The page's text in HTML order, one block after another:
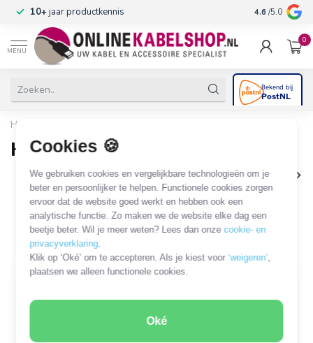
Cookies 🍪
We gebruiken cookies en vergelijkbare technologieën om je
beter en persoonlijker te helpen. Functionele cookies zorgen
ervoor dat de website goed werkt en hebben ook een
analytische functie. Zo maken we de website elke dag een
beetje beter. Wil je meer weten? Lees dan onzecookie- en
privacyverklaring.
Klik op ‘Oké’ om te accepteren. Als je kiest voor ‘weigeren’,
plaatsen we alleen functionele cookies.
Oké
10+jaar productkennis 4.6 /5.0
MENU
0
Home
HDMI - USB
HDMI - USB-C HDMI - USB-A HDMI - Micro USB
113 PRODUCTEN
Filters SORTEER OP